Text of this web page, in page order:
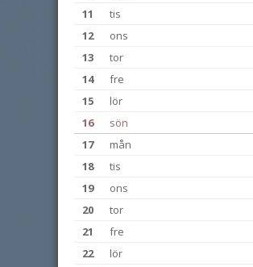
11
tis
12
ons
13
tor
14
fre
15
lör
16
sön
17
mån
18
tis
19
ons
20
tor
21
fre
22
lör